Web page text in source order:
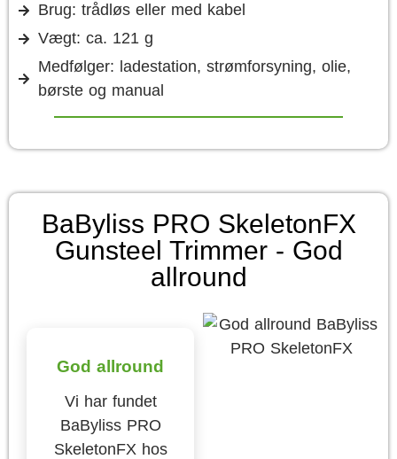
Brug: trådløs eller med kabel
Vægt: ca. 121 g
Medfølger: ladestation, strømforsyning, olie,
børste og manual
BaByliss PRO SkeletonFX
Gunsteel Trimmer - God
allround
God allround
Vi har fundet
BaByliss PRO
SkeletonFX hos